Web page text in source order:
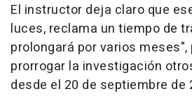
El instructor deja claro que
luces, reclama un tiempo de
prolongará por varios
prorrogar la investigación
desde el 20 de septiembre de